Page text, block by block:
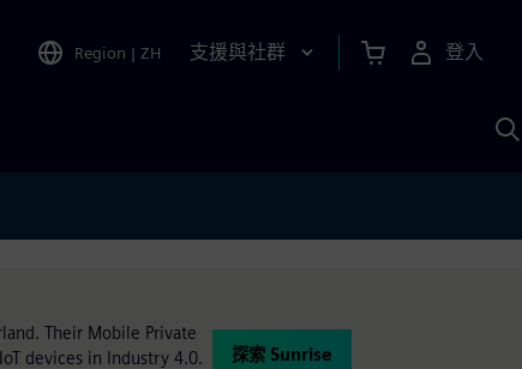
Region | ZH 支援與社群 登入
Their Mobile Private
devices in Industry 4.0.
探索 Sunrise